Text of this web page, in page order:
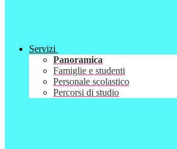
Servizi
Panoramica
Famiglie e studenti
Personale scolastico
Percorsi di studio